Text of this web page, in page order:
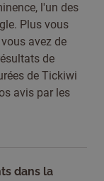
l'un des
Plus vous
avez de
de
de Tickiwi
avis par les
dans la